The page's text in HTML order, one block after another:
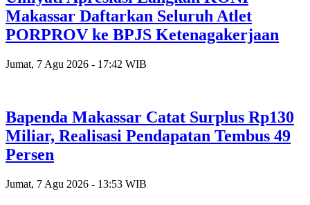
Makassar Daftarkan Seluruh Atlet
PORPROV ke BPJS Ketenagakerjaan
Jumat, 7 Agu 2026 - 17:42 WIB
Bapenda Makassar Catat Surplus Rp130
Miliar, Realisasi Pendapatan Tembus 49
Persen
Jumat, 7 Agu 2026 - 13:53 WIB